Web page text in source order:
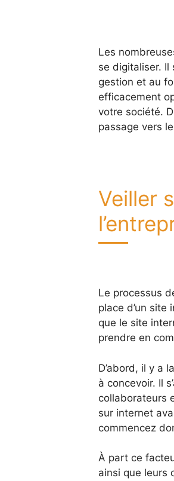
Les
se digitaliser. Il
gestion et au
efficacement
votre société.
passage vers
Veiller
Le processus
place d’un site
que le site
prendre en
D’abord, il y a
à concevoir. Il
collaborateurs
sur internet
commencez
À part ce
ainsi que leurs